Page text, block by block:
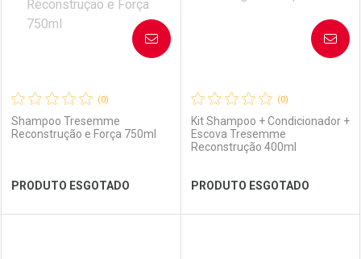
Ver Desconto Convênio Ver Desconto Convênio
(0)
Shampoo Tresemme
Reconstrução e Força 750ml
PRODUTO ESGOTADO
AVISE-ME
(0)
Kit Shampoo + Condicionador +
Escova Tresemme
Reconstrução 400ml
PRODUTO ESGOTADO
AVISE-ME